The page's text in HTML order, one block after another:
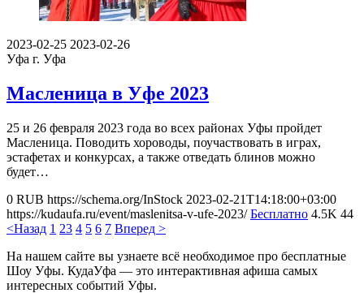
2023-02-25 2023-02-26
Уфа г. Уфа
Масленица в Уфе 2023
25 и 26 февраля 2023 года во всех районах Уфы пройдет
Масленица. Поводить хороводы, поучаствовать в играх,
эстафетах и конкурсах, а также отведать блинов можно
будет…
0 RUB https://schema.org/InStock 2023-02-21T14:18:00+03:00
https://kudaufa.ru/event/maslenitsa-v-ufe-2023/ Бесплатно 4.5K 44
<Назад 1 23 4 5 6 7 Вперед >
На нашем сайте вы узнаете всё необходимое про бесплатные
Шоу Уфы. КудаУфа — это интерактивная афиша самых
интересных событий Уфы.